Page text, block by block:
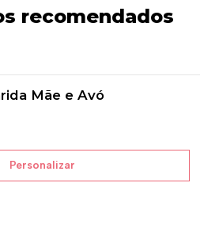
recomendados
Mãe e Avó
Personalizar